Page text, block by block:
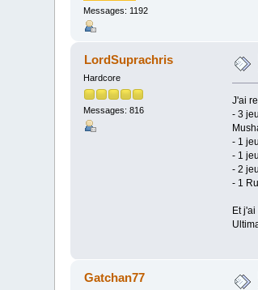
Messages: 1192
LordSuprachris
Hardcore
Messages: 816
J'ai
- 3
- 1
- 1
- 2
- 1
Et
Gatchan77